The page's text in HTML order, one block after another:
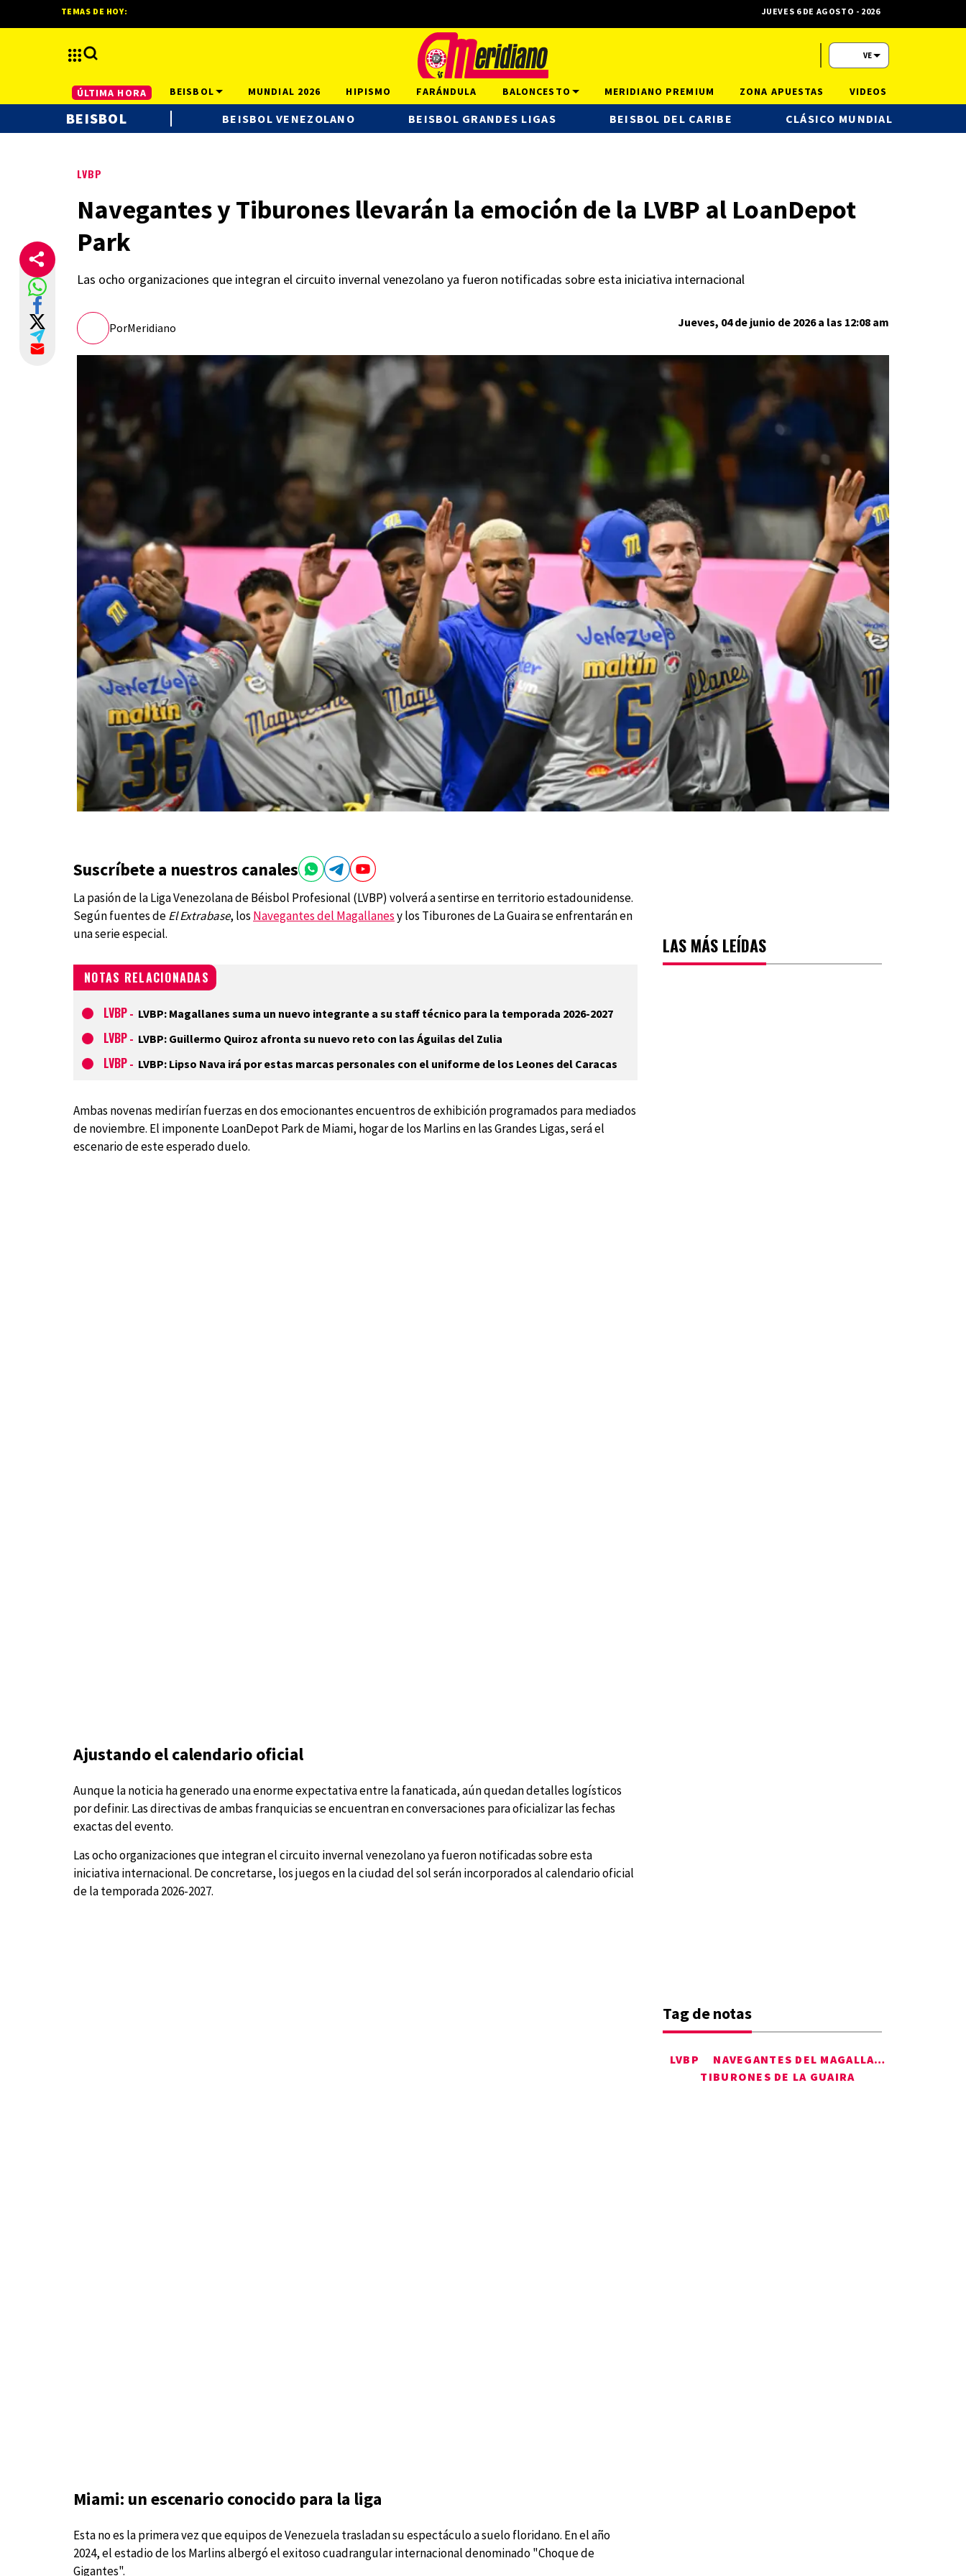
LVBP
Navegantes y Tiburones llevarán la emoción de la LVBP al LoanDepot
Park
Las ocho organizaciones que integran el circuito invernal venezolano ya fueron notificadas sobre esta iniciativa internacional
PorMeridiano Jueves, 04 de junio de 2026 a las 12:08 am
Suscríbete a nuestros canales
La pasión de la Liga Venezolana de Béisbol Profesional (LVBP) volverá a sentirse en territorio estadounidense.
Según fuentes deEl Extrabase, los Navegantes del Magallanesy los Tiburones de La Guaira se enfrentarán en
una serie especial.
NOTAS RELACIONADAS
LVBP - LVBP: Magallanes suma un nuevo integrante a su staff técnico para la temporada 2026-2027
LVBP - LVBP: Guillermo Quiroz afronta su nuevo reto con las Águilas del Zulia
LVBP - LVBP: Lipso Nava irá por estas marcas personales con el uniforme de los Leones del Caracas
Ambas novenas medirían fuerzas en dos emocionantes encuentros de exhibición programados para mediados
de noviembre. El imponente LoanDepot Park de Miami, hogar de los Marlins en las Grandes Ligas, será el
escenario de este esperado duelo.
Ajustando el calendario oficial
Aunque la noticia ha generado una enorme expectativa entre la fanaticada, aún quedan detalles logísticos
por definir. Las directivas de ambas franquicias se encuentran en conversaciones para oficializar las fechas
exactas del evento.
Las ocho organizaciones que integran el circuito invernal venezolano ya fueron notificadas sobre esta
iniciativa internacional. De concretarse, los juegos en la ciudad del sol serán incorporados al calendario oficial
de la temporada 2026-2027.
Miami: un escenario conocido para la liga
Esta no es la primera vez que equipos de Venezuela trasladan su espectáculo a suelo floridano. En el año
2024, el estadio de los Marlins albergó el exitoso cuadrangular internacional denominado "Choque de
Gigantes".
LAS MÁS LEÍDAS
Tag de notas
LVBP
NAVEGANTES DEL MAGALLANES
TIBURONES DE LA GUAIRA
TEMAS DE HOY: JUEVES 6 DE AGOSTO - 2026
VE
ÚLTIMA HORA BEISBOL
BEISBOL BEISBOL VENEZOLANO BEISBOL GRANDES LIGAS BEISBOL DEL CARIBE CLÁSICO MUNDIAL
MUNDIAL 2026 HIPISMO FARÁNDULA BALONCESTO MERIDIANO PREMIUM ZONA APUESTAS VIDEOS